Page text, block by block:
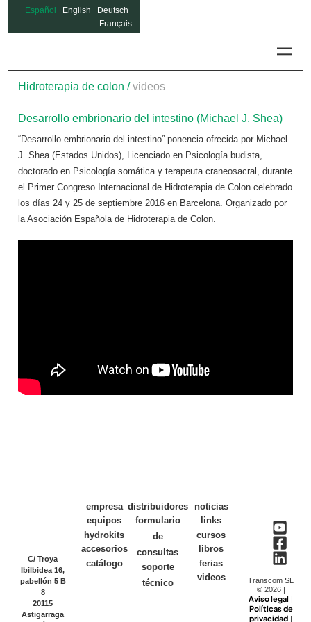
Español English
Deutsch
Français
Hidroterapia de colon / videos
Desarrollo embrionario del intestino (Michael J. Shea)
“Desarrollo embrionario del intestino” ponencia ofrecida por Michael
J. Shea (Estados Unidos), Licenciado en Psicología budista,
doctorado en Psicología somática y terapeuta craneosacral, durante
el Primer Congreso Internacional de Hidroterapia de Colon celebrado
los días 24 y 25 de septiembre 2016 en Barcelona. Organizado por
la Asociación Española de Hidroterapia de Colon.
C/ Troya
Ibilbidea 16,
pabellón 5 B
8
20115
Astigarraga
empresa
equipos
hydrokits
accesorios
catálogo
distribuidores
formulario
de
consultas
soporte
técnico
noticias
links
cursos
libros
ferias
videos
Transcom SL
© 2026 |
Aviso legal |
Políticas de
privacidad |